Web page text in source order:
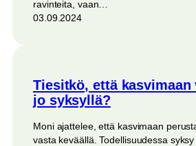
ravinteita, vaan…
03.09.2024
Tiesitkö, että kasvimaan
jo syksyllä?
Moni ajattelee, että kasvimaan
vasta keväällä. Todellisuudessa